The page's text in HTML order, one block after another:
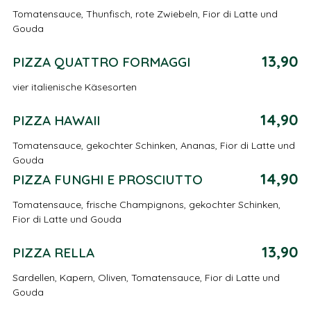
Tomatensauce, Thunfisch, rote Zwiebeln, Fior di Latte und
Gouda
PIZZA QUATTRO FORMAGGI 13,90
vier italienische Käsesorten
PIZZA HAWAII 14,90
Tomatensauce, gekochter Schinken, Ananas, Fior di Latte und
Gouda
PIZZA FUNGHI E PROSCIUTTO 14,90
Tomatensauce, frische Champignons, gekochter Schinken,
Fior di Latte und Gouda
PIZZA RELLA 13,90
Sardellen, Kapern, Oliven, Tomatensauce, Fior di Latte und
Gouda